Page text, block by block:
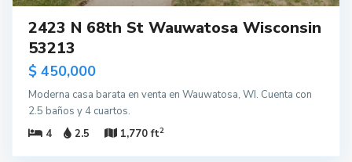
2423 N 68th St Wauwatosa Wisconsin
53213
$ 450,000
Moderna casa barata en venta en Wauwatosa, WI. Cuenta con
2.5 baños y 4 cuartos.
4
2.5 1,770 ft2